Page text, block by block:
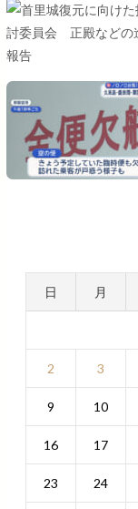
日 月
2 3
9 10
16 17
23 24